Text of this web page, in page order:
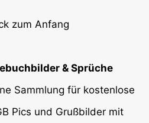
zum Anfang
& Sprüche
Sammlung für kostenlose
Pics und Grußbilder mit